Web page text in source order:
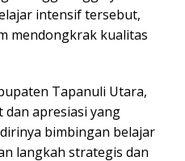
intensif tersebut,
mendongkrak kualitas
Tapanuli Utara,
dan apresiasi yang
bimbingan belajar
langkah strategis dan